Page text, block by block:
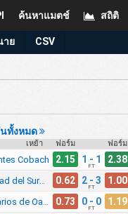
สถิติ
ค้นหาแมตช์
าย CSV
ทั้งหมด
เหย้า ฟอร์ม ฟอร์ม
Cobach 2.15 1 - 1
FT
2.38
Universidad del Sureste FC 0.62 2 - 3
FT
1.00
FC Milenarios de Oaxaca 0.73 0 - 0
FT
1.19